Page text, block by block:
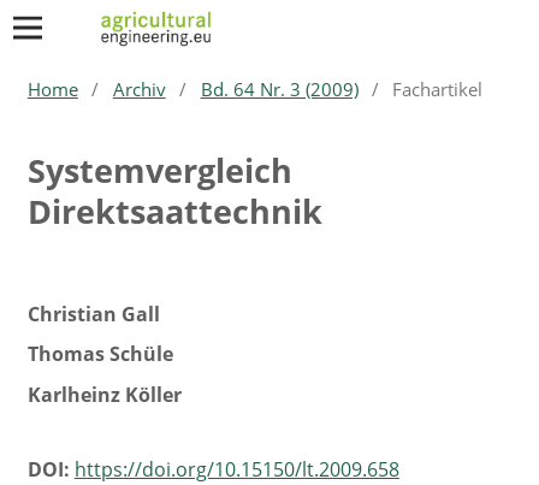
Home / Archiv / Bd. 64 Nr. 3 (2009) / Fachartikel
Systemvergleich
Direktsaattechnik
Christian Gall
Thomas Schüle
Karlheinz Köller
DOI: https://doi.org/10.15150/lt.2009.658